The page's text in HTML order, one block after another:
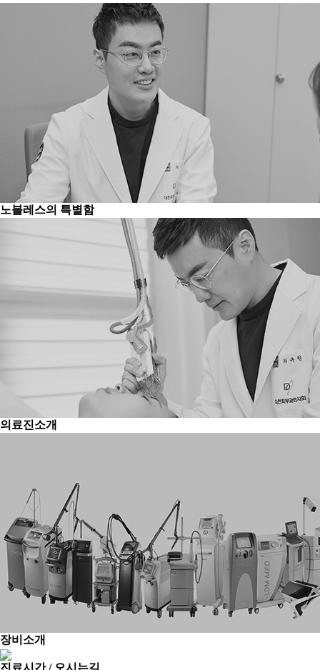
노블레스의 특별함
의료진소개
장비소개